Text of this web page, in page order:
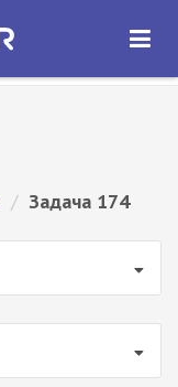
ОТКРЫТЬ
/ Задача 174